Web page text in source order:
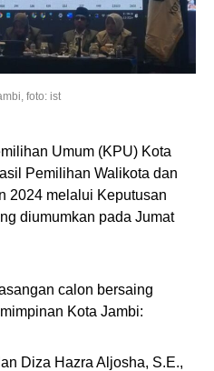
foto: ist
Umum (KPU) Kota
Pemilihan Walikota dan
2024 melalui Keputusan
diumumkan pada Jumat
calon bersaing
Kota Jambi:
Diza Hazra Aljosha, S.E.,